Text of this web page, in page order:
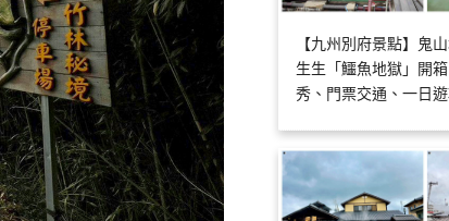
【九州別府景點】鬼
生生「鱷魚地獄」開
秀、門票交通、一日